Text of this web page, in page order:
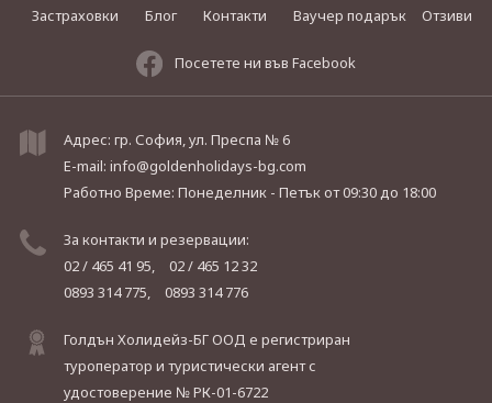
Застраховки
Блог Контакти Ваучер подарък Отзиви
Посетете ни във Facebook
Адрес: гр. София, ул. Преспа № 6
E-mail: info@goldenholidays-bg.com
Работно Време: Понеделник - Петъкот 09:30 до 18:00
За контакти и резервации:
02 / 465 41 95,
02 / 465 12 32
0893 314 775,
0893 314 776
Голдън Холидейз-БГ ООД е регистриран
туроператор и туристически агент с
удостоверение № РК-01-6722